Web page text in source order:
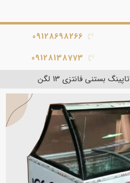
09128698266
09128138773
تاپینگ بستنی فانتزی 13 لگن